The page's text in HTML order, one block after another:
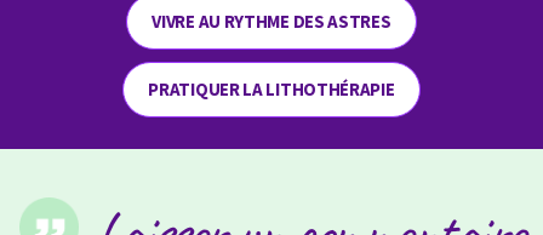
VIVRE AU RYTHME DES ASTRES
PRATIQUER LA LITHOTHÉRAPIE